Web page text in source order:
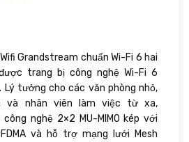
Grandstream chuẩn Wi-Fi 6 hai
trang bị công nghệ Wi-Fi 6
Lý tưởng cho các văn phòng nhỏ,
và nhân viên làm việc từ xa,
nghệ 2×2 MU-MIMO kép với
và hỗ trợ mạng lưới Mesh